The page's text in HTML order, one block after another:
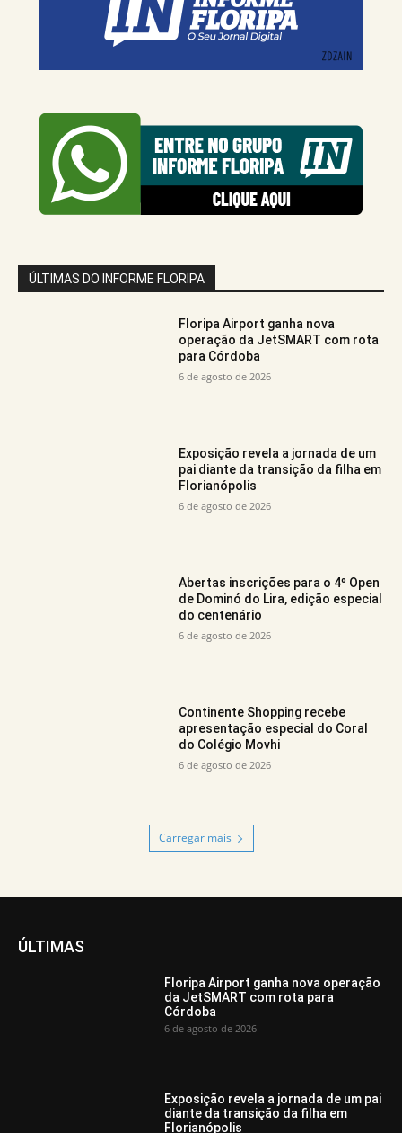
ÚLTIMAS DO INFORME FLORIPA
Floripa Airport ganha nova
operação da JetSMART com rota
para Córdoba
6 de agosto de 2026
Exposição revela a jornada de um
pai diante da transição da filha em
Florianópolis
6 de agosto de 2026
Abertas inscrições para o 4º Open
de Dominó do Lira, edição especial
do centenário
6 de agosto de 2026
Continente Shopping recebe
apresentação especial do Coral
do Colégio Movhi
6 de agosto de 2026
Carregar mais
ÚLTIMAS
Floripa Airport ganha nova operação
da JetSMART com rota para
Córdoba
6 de agosto de 2026
Exposição revela a jornada de um pai
diante da transição da filha em
Florianópolis